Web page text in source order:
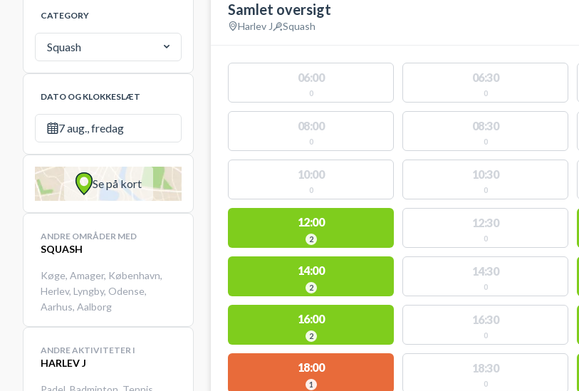
CATEGORY
Squash
DATO OG KLOKKESLÆT
7 aug., fredag
Se på kort
ANDRE OMRÅDER MED
SQUASH
Køge, Amager, København,
Herlev, Lyngby, Odense,
Aarhus, Aalborg
ANDRE AKTIVITETER I
HARLEV J
Samlet oversigt
Harlev J Squash
06:00
0
06:30
0
08:00
0
08:30
0
10:00
0
10:30
0
12:00
2
12:30
0
14:00
2
14:30
0
16:00
2
16:30
0
18:00
1
18:30
0